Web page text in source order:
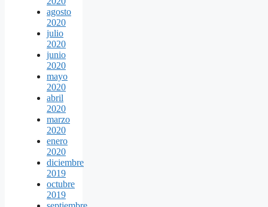
agosto
2020
julio
2020
junio
2020
mayo
2020
abril
2020
marzo
2020
enero
2020
diciembre
2019
octubre
2019